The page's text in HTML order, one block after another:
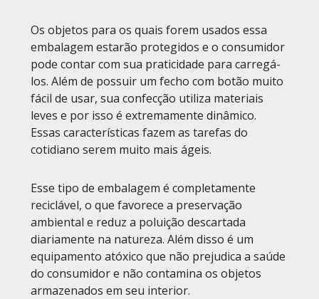
Os objetos para os quais forem usados essa
embalagem estarão protegidos e o consumidor
pode contar com sua praticidade para carregá-
los. Além de possuir um fecho com botão muito
fácil de usar, sua confecção utiliza materiais
leves e por isso é extremamente dinâmico.
Essas características fazem as tarefas do
cotidiano serem muito mais ágeis.
Esse tipo de embalagem é completamente
reciclável, o que favorece a preservação
ambiental e reduz a poluição descartada
diariamente na natureza. Além disso é um
equipamento atóxico que não prejudica a saúde
do consumidor e não contamina os objetos
armazenados em seu interior.